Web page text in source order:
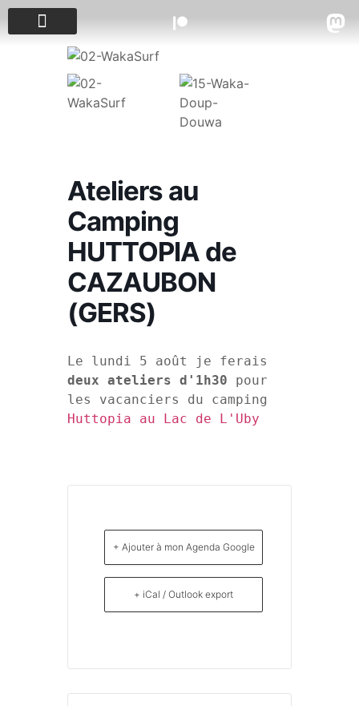
Ateliers au
Camping
HUTTOPIA de
CAZAUBON
(GERS)
deux ateliers d'1h30 pour
Huttopia au Lac de L'Uby
+ Ajouter à mon Agenda Google
+ iCal / Outlook export